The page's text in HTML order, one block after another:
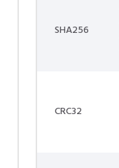
SHA256
CRC32